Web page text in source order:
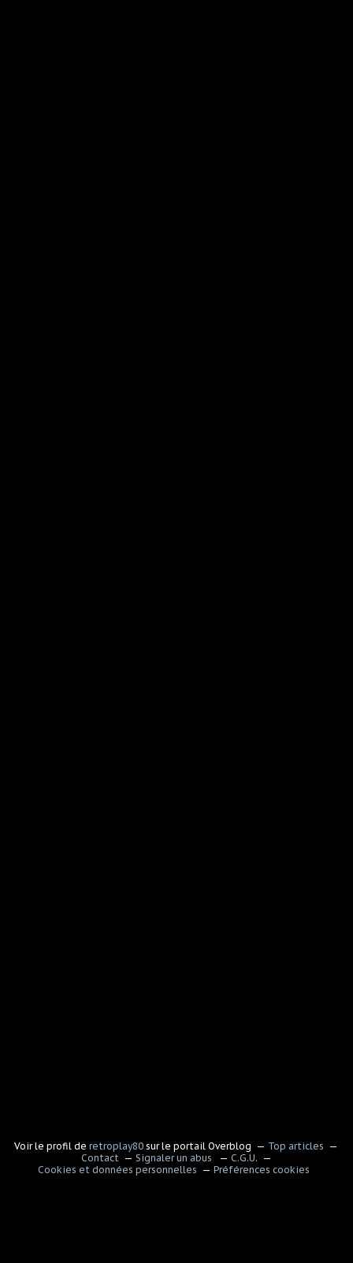
Voir le profil deretroplay80 sur le portail Overblog
Top articles
Contact
Signaler un abus
C.G.U.
Cookies et données personnelles
Préférences cookies